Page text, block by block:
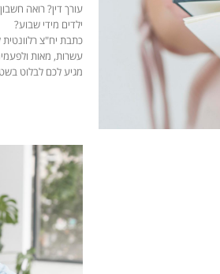
עורך דין? רואה
ילדים מידי שבוע?
כתבת יח"צ
עשרות, מאות
מגיע לכם לבלוט